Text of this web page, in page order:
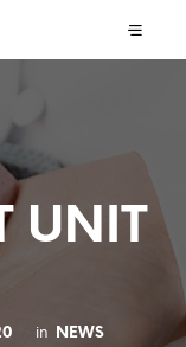
UNIT
in NEWS